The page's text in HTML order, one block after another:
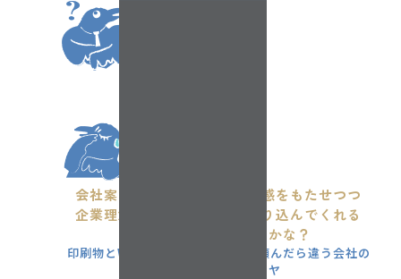
会社案内やWebサイトに統一感をもたせつつ
企業理念をうまくまとめて盛り込んでくれる
いいデザイン会社ないかな？
印刷物とWebサイトを別の会社に頼んだら違う会社の
ものに見えるのもイヤ